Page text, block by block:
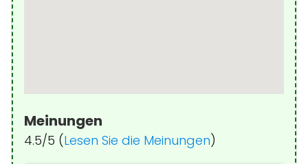
Meinungen
4.5/5 (Lesen Sie die Meinungen)